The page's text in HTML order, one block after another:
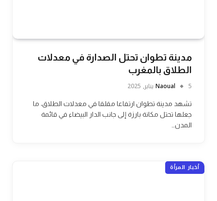
مدينة تطوان تحتل الصدارة في معدلات
الطلاق بالمغرب
Naoual 5 يناير, 2025
تشهد مدينة تطوان ارتفاعا مقلقا في معدلات الطلاق، ما
جعلها تحتل مكانة بارزة إلى جانب الدار البيضاء في قائمة
المدن…
أخبار المرأة